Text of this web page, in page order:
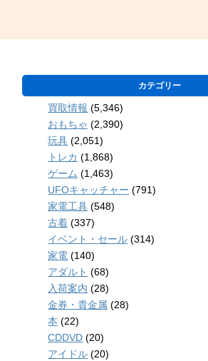
カテゴリー
買取情報 (5,346)
おもちゃ (2,390)
玩具 (2,051)
トレカ (1,868)
ゲーム (1,463)
UFOキャッチャー (791)
家電工具 (548)
古着 (337)
イベント・セール (314)
家電 (140)
アダルト (68)
入荷案内 (28)
金券・貴金属 (28)
本 (22)
CDDVD (20)
アイドル (20)